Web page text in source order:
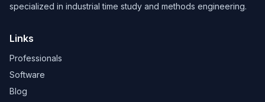
specialized in industrial time study and methods engineering.
Links
Professionals
Software
Blog